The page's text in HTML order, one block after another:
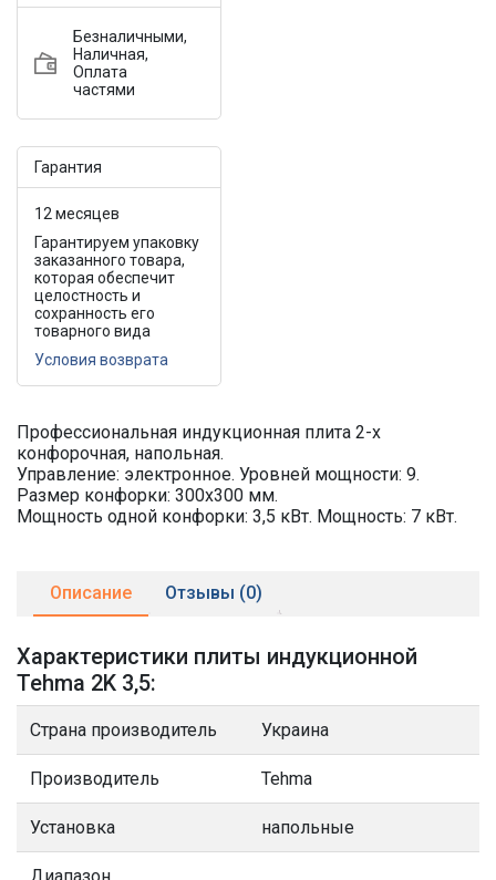
Безналичными,
Наличная,
Оплата
частями
Гарантия
12 месяцев
Гарантируем упаковку
заказанного товара,
которая обеспечит
целостность и
сохранность его
товарного вида
Условия возврата
Профессиональная индукционная плита 2-х
конфорочная, напольная.
Управление: электронное. Уровней мощности: 9.
Размер конфорки: 300х300 мм.
Мощность одной конфорки: 3,5 кВт. Мощность: 7 кВт.
Описание Отзывы (0)
Характеристики плиты индукционной
Tehma 2K 3,5:
Страна производитель Украина
Производитель Tehma
Установка напольные